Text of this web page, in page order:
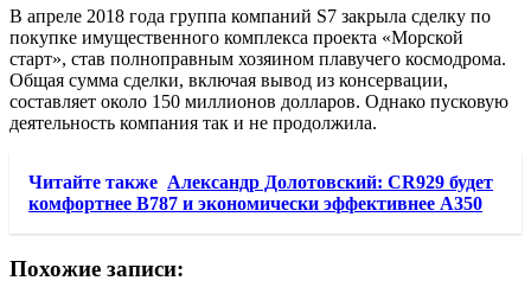
В апреле 2018 года группа компаний S7 закрыла сделку по
покупке имущественного комплекса проекта «Морской
старт», став полноправным хозяином плавучего космодрома.
Общая сумма сделки, включая вывод из консервации,
составляет около 150 миллионов долларов. Однако пусковую
деятельность компания так и не продолжила.
Читайте также Александр Долотовский: CR929 будет
комфортнее B787 и экономически эффективнее A350
Похожие записи: